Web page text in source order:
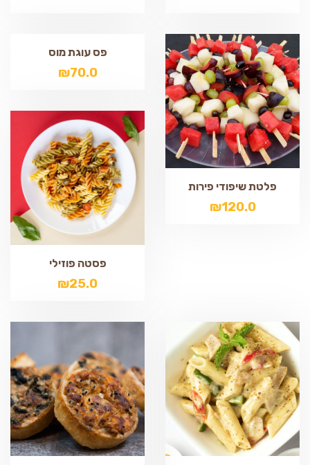
פלטת שיפודי פירות
₪120.0
פס עוגת מוס
₪70.0
פסטה פוזילי
₪25.0